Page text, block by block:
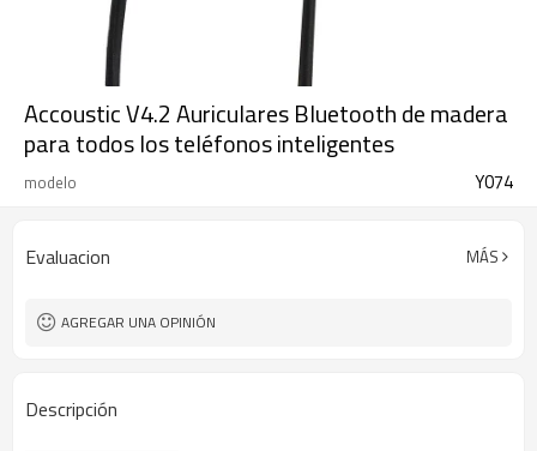
Accoustic V4.2 Auriculares Bluetooth de madera
para todos los teléfonos inteligentes
modelo Y074
Evaluacion MÁS
AGREGAR UNA OPINIÓN
Descripción